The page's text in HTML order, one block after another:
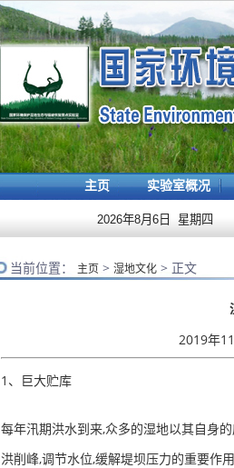
主页 实验室概况
2026年8月6日 星期四
当前位置： 主页 > 湿地文化 > 正文
2019年
1 、巨大贮库
每年汛期洪水到来,众多的湿地以其自身
洪削峰,调节水位,缓解堤坝压力的重要作用